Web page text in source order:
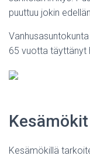
puuttuu jokin
65 vuotta täyttänyt
Kesämökit
Kesämökillä